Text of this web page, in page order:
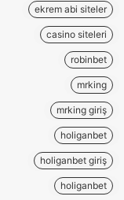
ekrem abi siteler
casino siteleri
robinbet
mrking
mrking giriş
holiganbet
holiganbet giriş
holiganbet